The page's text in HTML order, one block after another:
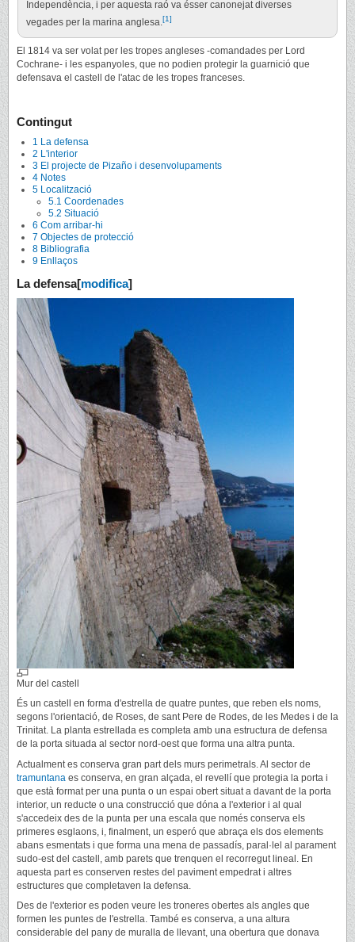
Independència, i per aquesta raó va ésser canonejat diverses
vegades per la marina anglesa.[1]
El 1814 va ser volat per les tropes angleses -comandades per Lord
Cochrane- i les espanyoles, que no podien protegir la guarnició que
defensava el castell de l'atac de les tropes franceses.
Contingut
1 La defensa
2 L'interior
3 El projecte de Pizaño i desenvolupaments
4 Notes
5 Localització
5.1 Coordenades
5.2 Situació
6 Com arribar-hi
7 Objectes de protecció
8 Bibliografia
9 Enllaços
La defensa[modifica]
Mur del castell
És un castell en forma d'estrella de quatre puntes, que reben els noms,
segons l'orientació, de Roses, de sant Pere de Rodes, de les Medes i de la
Trinitat. La planta estrellada es completa amb una estructura de defensa
de la porta situada al sector nord-oest que forma una altra punta.
Actualment es conserva gran part dels murs perimetrals. Al sector de
tramuntana es conserva, en gran alçada, el revellí que protegia la porta i
que està format per una punta o un espai obert situat a davant de la porta
interior, un reducte o una construcció que dóna a l'exterior i al qual
s'accedeix des de la punta per una escala que només conserva els
primeres esglaons, i, finalment, un esperó que abraça els dos elements
abans esmentats i que forma una mena de passadís, paral·lel al parament
sudo-est del castell, amb parets que trenquen el recorregut lineal. En
aquesta part es conserven restes del paviment empedrat i altres
estructures que completaven la defensa.
Des de l'exterior es poden veure les troneres obertes als angles que
formen les puntes de l'estrella. També es conserva, a una altura
considerable del pany de muralla de llevant, una obertura que donava